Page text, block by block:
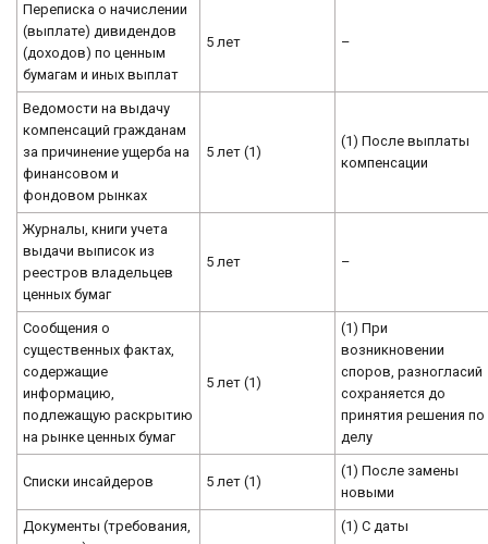
Переписка о начислении
(выплате) дивидендов
(доходов) по ценным
бумагам и иных выплат
5 лет –
Ведомости на выдачу
компенсаций гражданам
за причинение ущерба на
финансовом и
фондовом рынках
5 лет (1)
(1) После выплаты
компенсации
Журналы, книги учета
выдачи выписок из
реестров владельцев
ценных бумаг
5 лет –
Сообщения о
существенных фактах,
содержащие
информацию,
подлежащую раскрытию
на рынке ценных бумаг
5 лет (1)
(1) При
возникновении
споров, разногласий
сохраняется до
принятия решения по
делу
Списки инсайдеров 5 лет (1)
(1) После замены
новыми
Документы (требования,
(1) С даты